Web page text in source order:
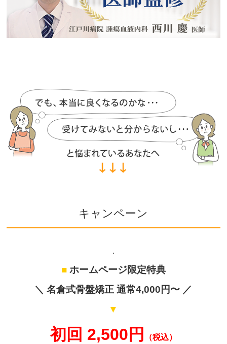
キャンペーン
.
■ホームページ限定特典
＼ 名倉式骨盤矯正 通常4,000円〜 ／
▼
初回 2,500円
（税込）